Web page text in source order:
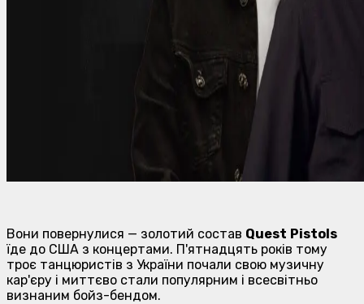
Вони повернулися — золотий состав Quest Pistols
їде до США з концертами. П'ятнадцять років тому
троє танцюристів з України почали свою музичну
кар'єру і миттєво стали популярним і всесвітньо
визнаним бойз-бендом.